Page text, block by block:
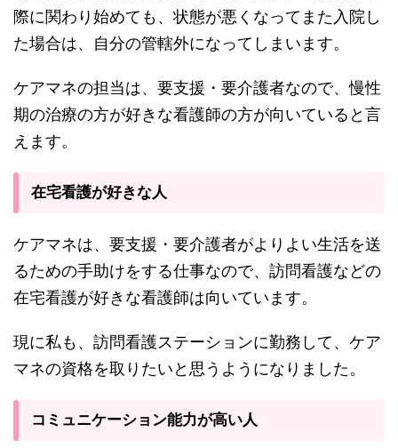
際に関わり始めても、状態が悪くなってまた入院し
た場合は、自分の管轄外になってしまいます。
ケアマネの担当は、要支援・要介護者なので、慢性
期の治療の方が好きな看護師の方が向いていると言
えます。
在宅看護が好きな人
ケアマネは、要支援・要介護者がよりよい生活を送
るための手助けをする仕事なので、訪問看護などの
在宅看護が好きな看護師は向いています。
現に私も、訪問看護ステーションに勤務して、ケア
マネの資格を取りたいと思うようになりました。
コミュニケーション能力が高い人